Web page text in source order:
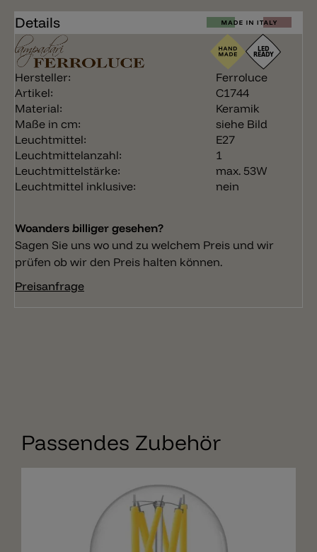
Details
Hersteller:
Ferroluce
Artikel:
C1744
Material:
Keramik
Maße in cm:
siehe Bild
Leuchtmittel:
E27
Leuchtmittelanzahl:
1
Leuchtmittelstärke:
max. 53W
Leuchtmittel inklusive:
nein
Woanders billiger gesehen?
Sagen Sie uns wo und zu welchem Preis und wir
prüfen ob wir den Preis halten können.
Preisanfrage
Passendes Zubehör